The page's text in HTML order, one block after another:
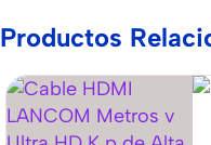
Productos